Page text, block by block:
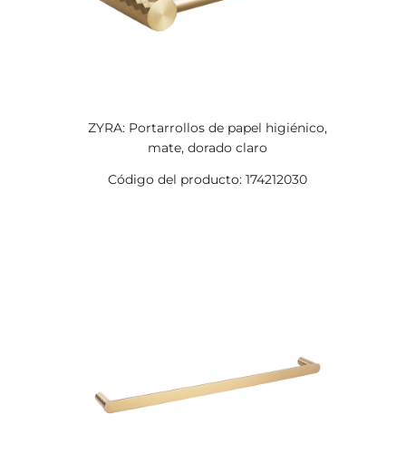
ZYRA: Portarrollos de papel higiénico,
mate, dorado claro
Código del producto: 174212030